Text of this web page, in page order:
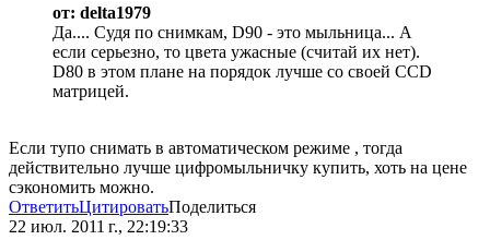
от: delta1979
Да.... Судя по снимкам, D90 - это мыльница... А
если серьезно, то цвета ужасные (считай их нет).
D80 в этом плане на порядок лучше со своей CCD
матрицей.
Если тупо снимать в автоматическом режиме , тогда
действительно лучше цифромыльничку купить, хоть на цене
сэкономить можно.
ОтветитьЦитироватьПоделиться
22 июл. 2011 г., 22:19:33